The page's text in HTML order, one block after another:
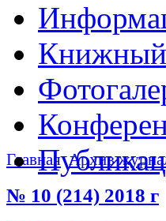
Книжный
Главная Архив
№ 10 (214) 2018 г